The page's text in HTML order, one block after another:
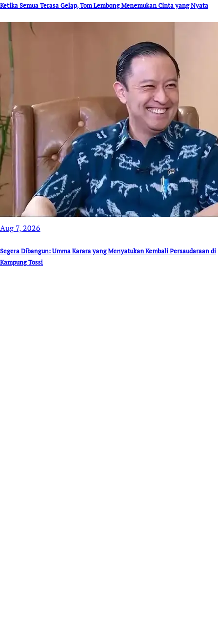
Ketika Semua Terasa Gelap, Tom Lembong Menemukan Cinta yang Nyata
Aug 7, 2026
Segera Dibangun: Umma Karara yang Menyatukan Kembali Persaudaraan di
Kampung Tossi